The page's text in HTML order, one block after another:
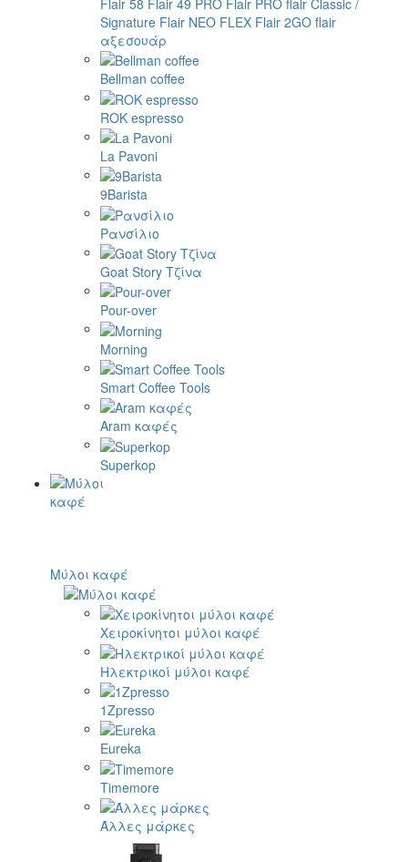
Signature Flair NEO FLEX Flair 2GO flair
αξεσουάρ
Bellman coffee
ROK espresso
La Pavoni
9Barista
Ρανσίλιο
Goat Story Τζίνα
Pour-over
Morning
Smart Coffee Tools
Aram καφές
Superkop
Μύλοι καφέ
Χειροκίνητοι μύλοι καφέ
Ηλεκτρικοί μύλοι καφέ
1Zpresso
Eureka
Timemore
Άλλες μάρκες